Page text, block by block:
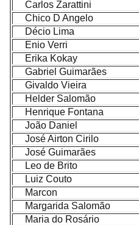
Carlos Zarattini
Chico D Angelo
Décio Lima
Enio Verri
Erika Kokay
Gabriel Guimarães
Givaldo Vieira
Helder Salomão
Henrique Fontana
João Daniel
José Airton Cirilo
José Guimarães
Leo de Brito
Luiz Couto
Marcon
Margarida Salomão
Maria do Rosário